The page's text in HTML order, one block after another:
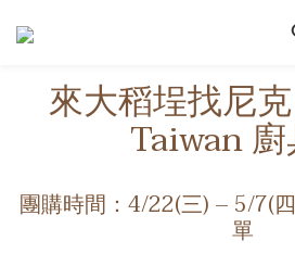
來大稻埕找尼
Taiwan
團購時間：4/22(三) – 5/7(
單